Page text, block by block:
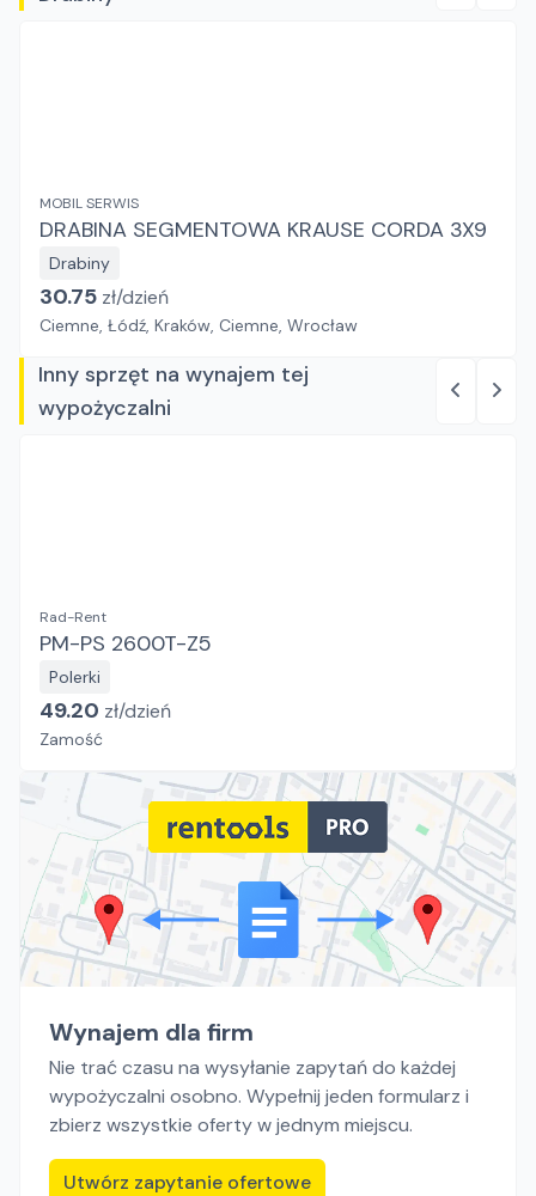
MOBIL SERWIS
DRABINA SEGMENTOWA KRAUSE CORDA 3X9
Drabiny
30.75 zł/dzień
Ciemne, Łódź, Kraków, Ciemne, Wrocław
Inny sprzęt na wynajem tej
wypożyczalni
Rad-Rent
PM-PS 2600T-Z5
Polerki
49.20 zł/dzień
Zamość
Wynajem dla firm
Nie trać czasu na wysyłanie zapytań do każdej
wypożyczalni osobno. Wypełnij jeden formularz i
zbierz wszystkie oferty w jednym miejscu.
Utwórz zapytanie ofertowe